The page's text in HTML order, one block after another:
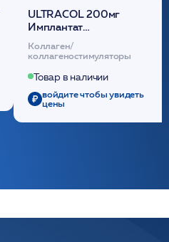
ULTRACOL 200мг
Имплантат
внутридермальный,
стерильный на основе
полидиоксанона
/ULTRACOL
Коллаген/
коллагеностимуляторы
Товар в наличии
войдите чтобы увидеть
цены